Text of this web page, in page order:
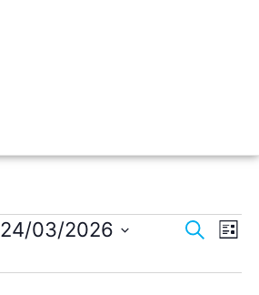
de
Pesquisar
Lista
24/03/2026